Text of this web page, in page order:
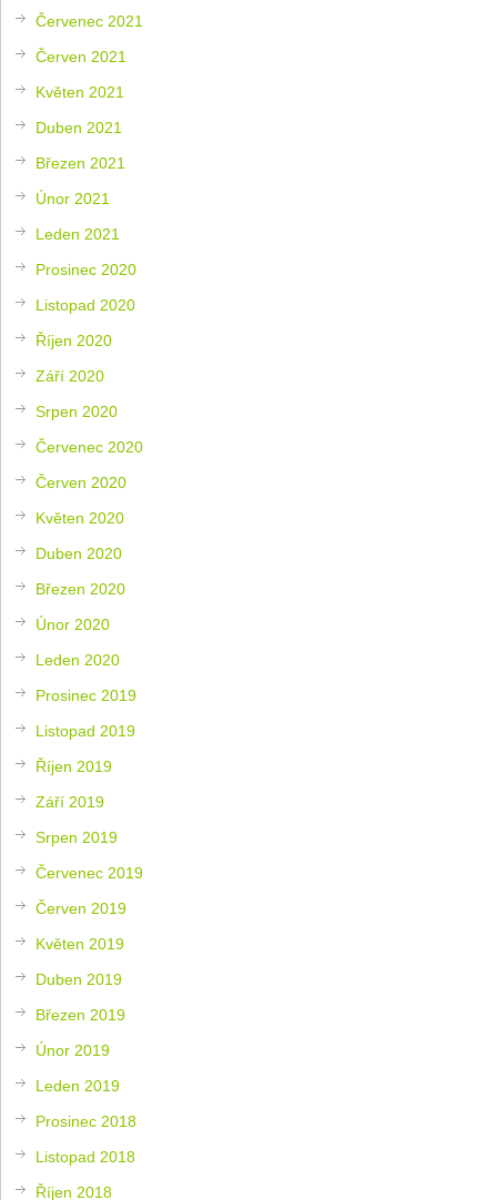
Červenec 2021
Červen 2021
Květen 2021
Duben 2021
Březen 2021
Únor 2021
Leden 2021
Prosinec 2020
Listopad 2020
Říjen 2020
Září 2020
Srpen 2020
Červenec 2020
Červen 2020
Květen 2020
Duben 2020
Březen 2020
Únor 2020
Leden 2020
Prosinec 2019
Listopad 2019
Říjen 2019
Září 2019
Srpen 2019
Červenec 2019
Červen 2019
Květen 2019
Duben 2019
Březen 2019
Únor 2019
Leden 2019
Prosinec 2018
Listopad 2018
Říjen 2018